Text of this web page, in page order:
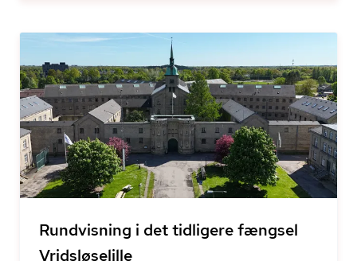
Rundvisning i det tidligere fængsel
Vridsløselille